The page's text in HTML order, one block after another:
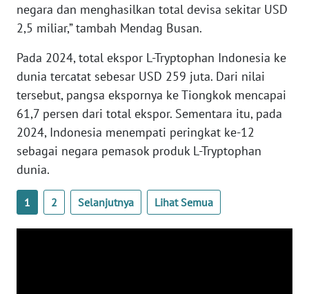
negara dan menghasilkan total devisa sekitar USD
2,5 miliar,” tambah Mendag Busan.
Pada 2024, total ekspor L-Tryptophan Indonesia ke
dunia tercatat sebesar USD 259 juta. Dari nilai
tersebut, pangsa ekspornya ke Tiongkok mencapai
61,7 persen dari total ekspor. Sementara itu, pada
2024, Indonesia menempati peringkat ke-12
sebagai negara pemasok produk L-Tryptophan
dunia.
1 2 Selanjutnya Lihat Semua
SERAMBI
WN
JAMBI
WN
SULTRA
WN
NTB